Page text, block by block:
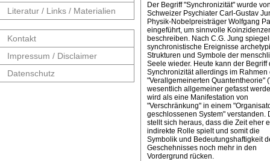
Literatur / Links / Materialien
Kontakt
Impressum / Disclaimer
Datenschutz
Der Begriff "Synchronizität" wurde
Schweizer Psychiater Carl-Gustav
Physik-Nobelpreisträger Wolfgang
eingeführt, um sinnvolle
beschreiben. Nach C.G. Jung
synchronistische Ereignisse
Strukturen und Symbole der
Seele wieder. Heute kann der Begriff
Synchronizität allerdings im Rahmen
"Verallgemeinerten Quantentheorie"
wesentlich allgemeiner gefasst
wird als eine Manifestation von
"Verschränkung" in einem
geschlossenen System" verstanden.
stellt sich heraus, dass die Zeit eher
indirekte Rolle spielt und somit die
Symbolik und Bedeutungshaftigkeit
Geschehnisses noch mehr in den
Vordergrund rücken.